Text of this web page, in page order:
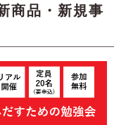
商品・新規事